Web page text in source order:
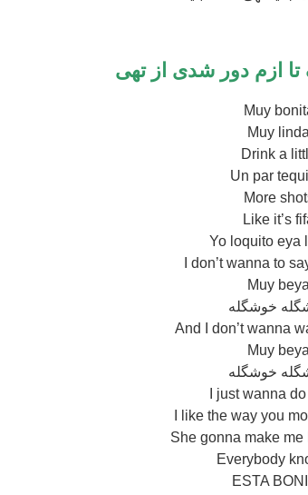
تا ازم دور شدی از تهی
Muy
Muy linda
Drink a
Un par
More
Like it’s
Yo loquito eya
I don’t wanna to
Muy beya
خوشگله
And I don’t wanna
Muy beya
خوشگله
I just wanna
I like the way you
She gonna make
Everybody
ESTA